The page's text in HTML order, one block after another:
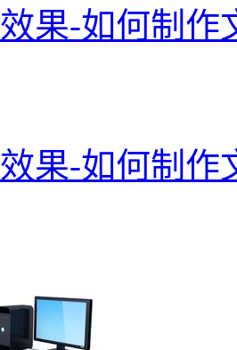
果-如何制作
果-如何制作